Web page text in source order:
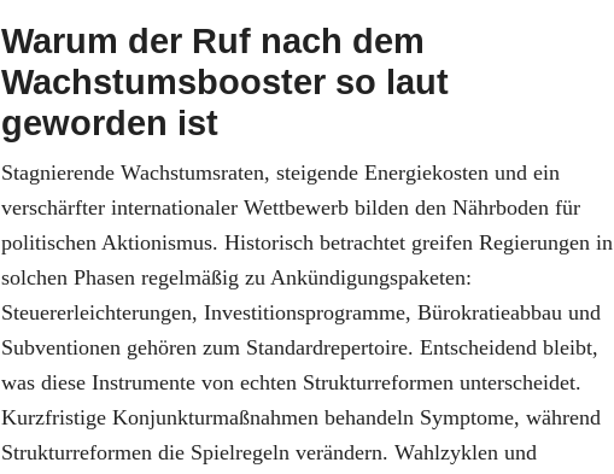
Warum der Ruf nach dem
Wachstumsbooster so laut
geworden ist
Stagnierende Wachstumsraten, steigende Energiekosten und ein
verschärfter internationaler Wettbewerb bilden den Nährboden für
politischen Aktionismus. Historisch betrachtet greifen Regierungen in
solchen Phasen regelmäßig zu Ankündigungspaketen:
Steuererleichterungen, Investitionsprogramme, Bürokratieabbau und
Subventionen gehören zum Standardrepertoire. Entscheidend bleibt,
was diese Instrumente von echten Strukturreformen unterscheidet.
Kurzfristige Konjunkturmaßnahmen behandeln Symptome, während
Strukturreformen die Spielregeln verändern. Wahlzyklen und